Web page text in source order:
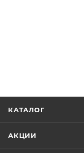
КАТАЛОГ
АКЦИИ